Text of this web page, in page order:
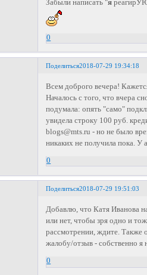
Забыли написать "я
0
Поделиться2018-07-29 19:34:18
Всем доброго вечера!
Началось с того, что вчера
подумала: опять "само"
увидела строку 100 руб.
blogs@mts.ru - но не было
никаких не получила пока. У
0
Поделиться2018-07-29 19:51:03
Добавлю, что Катя Иванова
или нет, чтобы зря одно и
рассмотрении, ждите.
жалобу/отзыв - собственно я
0